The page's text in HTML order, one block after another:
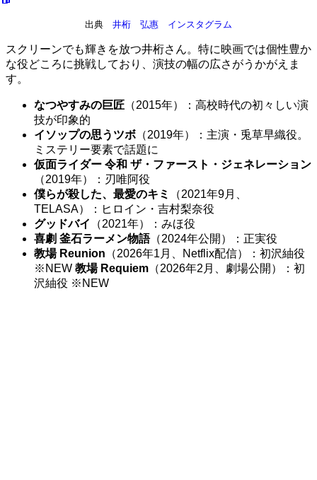
出典 井桁 弘惠 インスタグラム
スクリーンでも輝きを放つ井桁さん。特に映画では個性豊か
な役どころに挑戦しており、演技の幅の広さがうかがえま
す。
なつやすみの巨匠 （2015年）：高校時代の初々しい演
技が印象的
イソップの思うツボ （2019年）：主演・兎草早織役。
ミステリー要素で話題に
仮面ライダー 令和 ザ・ファースト・ジェネレーション
（2019年）：刃唯阿役
僕らが殺した、最愛のキミ
（2021年9月、
TELASA）：ヒロイン・吉村梨奈役
グッドバイ
（2021年）：みほ役
喜劇 釜石ラーメン物語（2024年公開）：正実役
教場 Reunion （2026年1月、Netflix配信）：初沢紬役
※NEW 教場 Requiem （2026年2月、劇場公開）：初
沢紬役 ※NEW